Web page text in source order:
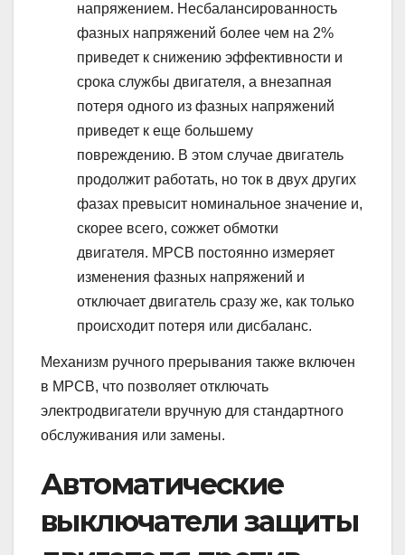
напряжением. Несбалансированность
фазных напряжений более чем на 2%
приведет к снижению эффективности и
срока службы двигателя, а внезапная
потеря одного из фазных напряжений
приведет к еще большему
повреждению. В этом случае двигатель
продолжит работать, но ток в двух других
фазах превысит номинальное значение и,
скорее всего, сожжет обмотки
двигателя. MPCB ​​постоянно измеряет
изменения фазных напряжений и
отключает двигатель сразу же, как только
происходит потеря или дисбаланс.
Механизм ручного прерывания также включен
в MPCB, что позволяет отключать
электродвигатели вручную для стандартного
обслуживания или замены.
Автоматические
выключатели защиты